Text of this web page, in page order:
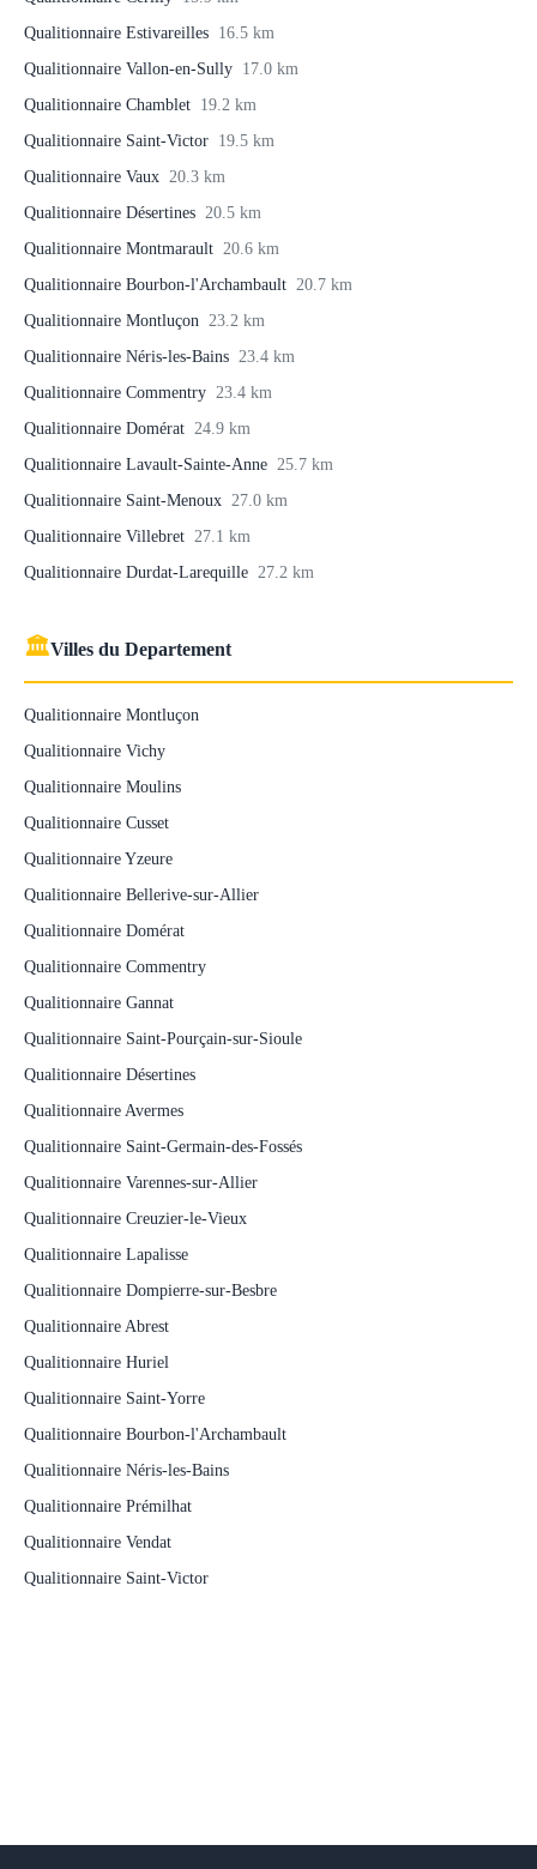
Qualitionnaire Estivareilles 16.5 km
Qualitionnaire Vallon-en-Sully 17.0 km
Qualitionnaire Chamblet 19.2 km
Qualitionnaire Saint-Victor 19.5 km
Qualitionnaire Vaux 20.3 km
Qualitionnaire Désertines 20.5 km
Qualitionnaire Montmarault 20.6 km
Qualitionnaire Bourbon-l'Archambault 20.7 km
Qualitionnaire Montluçon 23.2 km
Qualitionnaire Néris-les-Bains 23.4 km
Qualitionnaire Commentry 23.4 km
Qualitionnaire Domérat 24.9 km
Qualitionnaire Lavault-Sainte-Anne 25.7 km
Qualitionnaire Saint-Menoux 27.0 km
Qualitionnaire Villebret 27.1 km
Qualitionnaire Durdat-Larequille 27.2 km
🏛Villes du Departement
Qualitionnaire Montluçon
Qualitionnaire Vichy
Qualitionnaire Moulins
Qualitionnaire Cusset
Qualitionnaire Yzeure
Qualitionnaire Bellerive-sur-Allier
Qualitionnaire Domérat
Qualitionnaire Commentry
Qualitionnaire Gannat
Qualitionnaire Saint-Pourçain-sur-Sioule
Qualitionnaire Désertines
Qualitionnaire Avermes
Qualitionnaire Saint-Germain-des-Fossés
Qualitionnaire Varennes-sur-Allier
Qualitionnaire Creuzier-le-Vieux
Qualitionnaire Lapalisse
Qualitionnaire Dompierre-sur-Besbre
Qualitionnaire Abrest
Qualitionnaire Huriel
Qualitionnaire Saint-Yorre
Qualitionnaire Bourbon-l'Archambault
Qualitionnaire Néris-les-Bains
Qualitionnaire Prémilhat
Qualitionnaire Vendat
Qualitionnaire Saint-Victor